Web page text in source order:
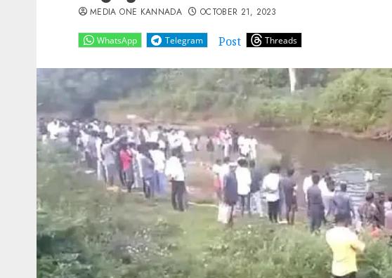
WhatsApp Telegram Post Threads
MEDIA ONE KANNADA OCTOBER 21, 2023